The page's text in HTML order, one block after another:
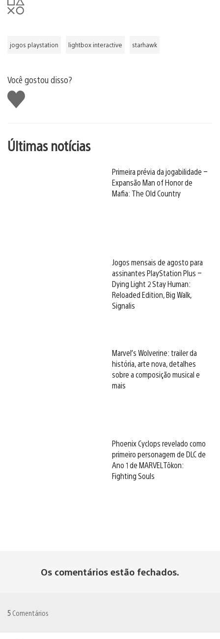
jogos playstation lightbox interactive starhawk
Você gostou disso?
Curtir
Últimas notícias
Primeira prévia da jogabilidade –
Expansão Man of Honor de
Mafia: The Old Country
Jogos mensais de agosto para
assinantes PlayStation Plus –
Dying Light 2 Stay Human:
Reloaded Edition, Big Walk,
Signalis
Marvel’s Wolverine: trailer da
história, arte nova, detalhes
sobre a composição musical e
mais
Phoenix Cyclops revelado como
primeiro personagem de DLC de
Ano 1 de MARVEL Tōkon:
Fighting Souls
Os comentários estão fechados.
5 Comentários